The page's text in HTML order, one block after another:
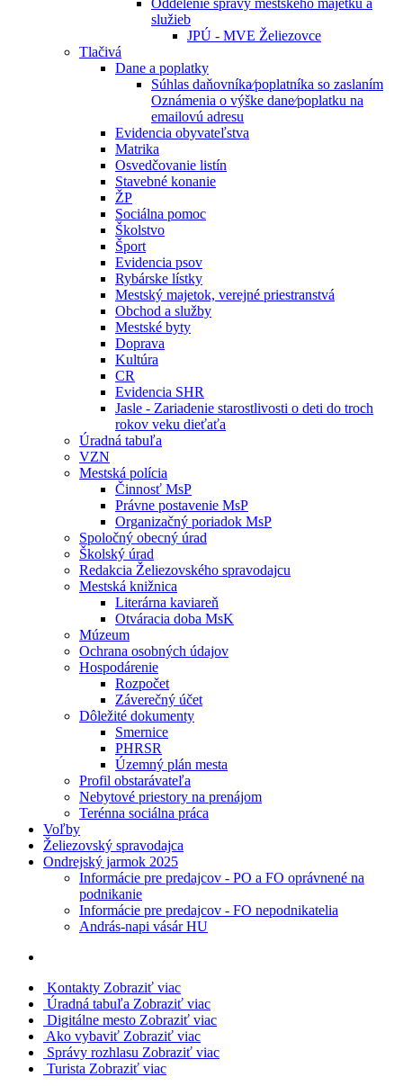
Oddelenie správy mestského majetku a
služieb
JPÚ - MVE Želiezovce
Tlačivá
Dane a poplatky
Súhlas daňovníka⁄poplatníka so zaslaním
Oznámenia o výške dane⁄poplatku na
emailovú adresu
Evidencia obyvateľstva
Matrika
Osvedčovanie listín
Stavebné konanie
ŽP
Sociálna pomoc
Školstvo
Šport
Evidencia psov
Rybárske lístky
Mestský majetok, verejné priestranstvá
Obchod a služby
Mestské byty
Doprava
Kultúra
CR
Evidencia SHR
Jasle - Zariadenie starostlivosti o deti do troch
rokov veku dieťaťa
Úradná tabuľa
VZN
Mestská polícia
Činnosť MsP
Právne postavenie MsP
Organizačný poriadok MsP
Spoločný obecný úrad
Školský úrad
Redakcia Želiezovského spravodajcu
Mestská knižnica
Literárna kaviareň
Otváracia doba MsK
Múzeum
Ochrana osobných údajov
Hospodárenie
Rozpočet
Záverečný účet
Dôležité dokumenty
Smernice
PHRSR
Územný plán mesta
Profil obstarávateľa
Nebytové priestory na prenájom
Terénna sociálna práca
Voľby
Želiezovský spravodajca
Ondrejský jarmok 2025
Informácie pre predajcov - PO a FO oprávnené na
podnikanie
Informácie pre predajcov - FO nepodnikatelia
András-napi vásár HU
Kontakty Zobraziť viac
Úradná tabuľa Zobraziť viac
Digitálne mesto Zobraziť viac
Ako vybaviť Zobraziť viac
Správy rozhlasu Zobraziť viac
Turista Zobraziť viac